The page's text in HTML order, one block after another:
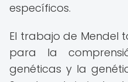
específicos.
El trabajo de Mendel
para la
genéticas y la